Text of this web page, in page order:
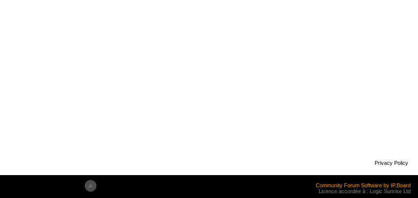
Privacy Policy
Community Forum Software by IP.Board
Licence accordée à : Logic Sunrise Ltd